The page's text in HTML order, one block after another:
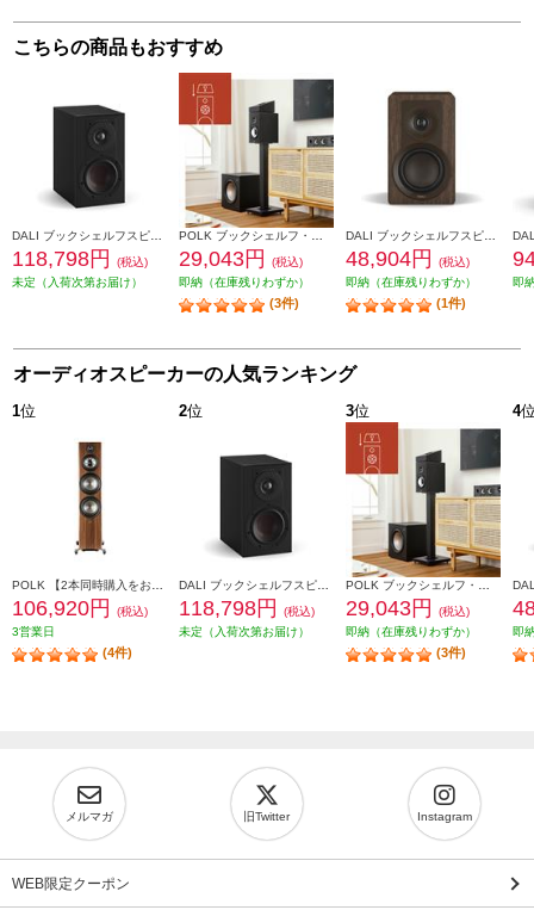
こちらの商品もおすすめ
118,798円
(税込)
未定（入荷次第お届け）
29,043円
(税込)
即納（在庫残りわずか）
(3件)
48,904円
(税込)
即納（在庫残りわずか）
(1件)
即
オーディオスピーカーの人気ランキング
1位
106,920円
(税込)
3営業日
(4件)
2位
118,798円
(税込)
未定（入荷次第お届け）
3位
29,043円
(税込)
即納（在庫残りわずか）
(3件)
4
即
メルマガ 旧Twitter Instagram
WEB限定クーポン